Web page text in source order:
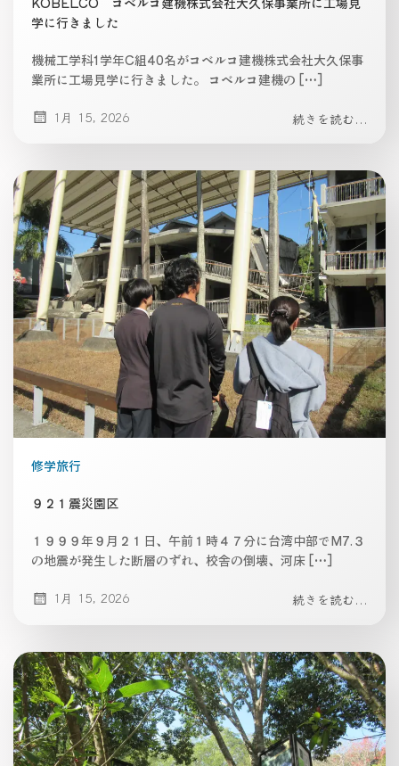
学に行きました
機械工学科1学年C組40名がコベルコ建機株式会社大久保事
業所に工場見学に行きました。 コベルコ建機の […]
1月 15, 2026 続きを読む...
修学旅行
９２１震災園区
１９９９年９月２１日、午前１時４７分に台湾中部でM7.３
の地震が発生した断層のずれ、校舎の倒壊、河床 […]
1月 15, 2026 続きを読む...